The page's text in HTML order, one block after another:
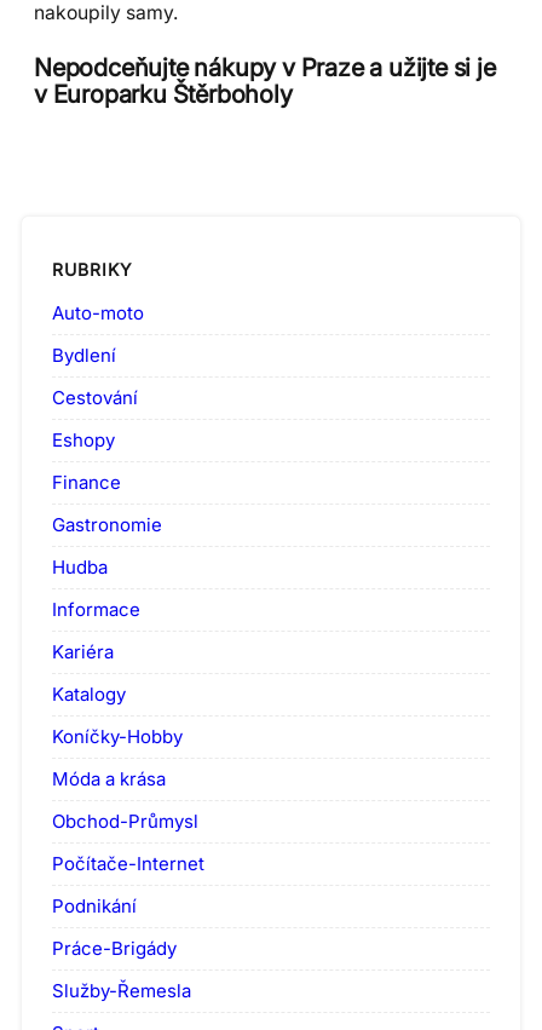
nakoupily samy.
Nepodceňujte nákupy v Praze a užijte si je
v Europarku Štěrboholy
RUBRIKY
Auto-moto
Bydlení
Cestování
Eshopy
Finance
Gastronomie
Hudba
Informace
Kariéra
Katalogy
Koníčky-Hobby
Móda a krása
Obchod-Průmysl
Počítače-Internet
Podnikání
Práce-Brigády
Služby-Řemesla